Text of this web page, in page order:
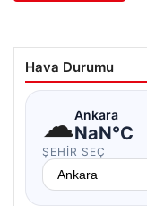
Hava Durumu
☁Ankara
NaN°C
ŞEHIR SEÇ